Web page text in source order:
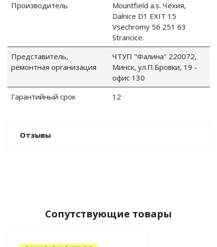
Производитель
Mountfield a.s. Чехия,
Dalnice D1 EXIT 15
Vsechromy 56 251 63
Stranсice.
Представитель,
ремонтная организация
ЧТУП "Фалина" 220072,
Минск, ул.П.Бровки, 19 -
офис 130
Гарантийный срок
12
Отзывы
Сопутствующие товары